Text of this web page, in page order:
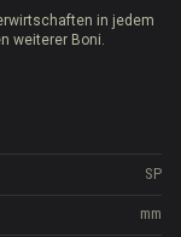
in jedem
weiterer Boni.
SP
mm